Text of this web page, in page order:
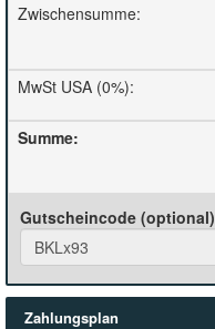
Zwischensumme:
MwSt USA (0%):
Summe:
Gutscheincode (optional)
Zahlungsplan